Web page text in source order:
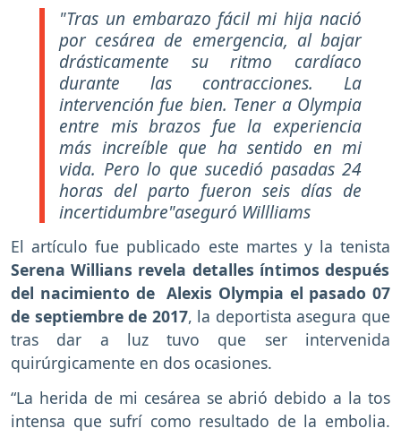
"Tras un embarazo fácil mi hija nació
por cesárea de emergencia, al bajar
drásticamente su ritmo cardíaco
durante las contracciones. La
intervención fue bien. Tener a Olympia
entre mis brazos fue la experiencia
más increíble que ha sentido en mi
vida. Pero lo que sucedió pasadas 24
horas del parto fueron seis días de
incertidumbre"aseguró Willliams
El artículo fue publicado este martes y la tenista
Serena Willians revela detalles íntimos después
del nacimiento de Alexis Olympia el pasado 07
de septiembre de 2017, la deportista asegura que
tras dar a luz tuvo que ser intervenida
quirúrgicamente en dos ocasiones.
“La herida de mi cesárea se abrió debido a la tos
intensa que sufrí como resultado de la embolia.